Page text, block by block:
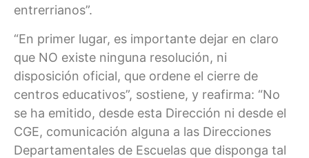
entrerrianos”.
“En primer lugar, es importante dejar en claro
que NO existe ninguna resolución, ni
disposición oficial, que ordene el cierre de
centros educativos”, sostiene, y reafirma: “No
se ha emitido, desde esta Dirección ni desde el
CGE, comunicación alguna a las Direcciones
Departamentales de Escuelas que disponga tal